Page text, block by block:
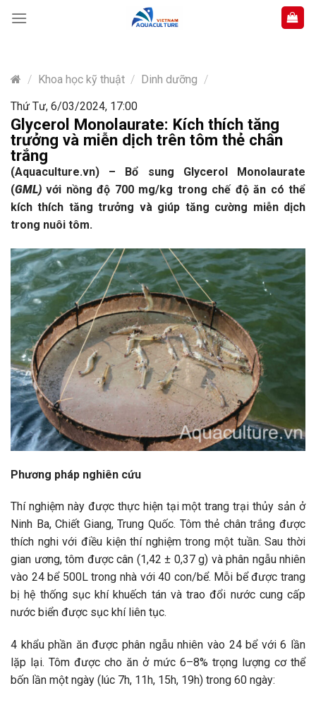
content
/ Khoa học kỹ thuật / Dinh dưỡng /
Thứ Tư, 6/03/2024, 17:00
Glycerol Monolaurate: Kích thích tăng
trưởng và miễn dịch trên tôm thẻ chân
trắng
(Aquaculture.vn) – Bổ sung Glycerol Monolaurate
(GML)với nồng độ 700 mg/kg trong chế độ ăn có thể
kích thích tăng trưởng và giúp tăng cường miễn dịch
trong nuôi tôm.
Phương pháp nghiên cứu
Thí nghiệm này được thực hiện tại một trang trại thủy sản ở
Ninh Ba, Chiết Giang, Trung Quốc. Tôm thẻ chân trắng được
thích nghi với điều kiện thí nghiệm trong một tuần. Sau thời
gian ương, tôm được cân (1,42 ± 0,37 g) và phân ngẫu nhiên
vào 24 bể 500L trong nhà với 40 con/bể. Mỗi bể được trang
bị hệ thống sục khí khuếch tán và trao đổi nước cung cấp
nước biển được sục khí liên tục.
4 khẩu phần ăn được phân ngẫu nhiên vào 24 bể với 6 lần
lặp lại. Tôm được cho ăn ở mức 6–8% trọng lượng cơ thể
bốn lần một ngày (lúc 7h, 11h, 15h, 19h) trong 60 ngày: